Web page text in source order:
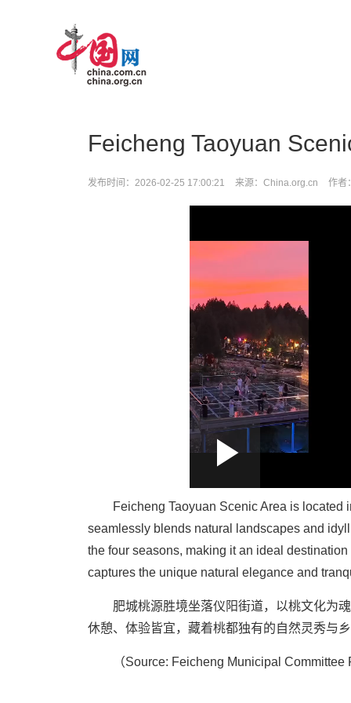
Feicheng Taoyuan
发布时间：2026-02-25 17:00:21 来源：China.org.cn 作者
Play
Video
Loaded :
Feicheng Taoyuan Scenic Area is located
seamlessly blends natural landscapes and
the four seasons, making it an ideal
captures the unique natural elegance and
肥城桃源胜境坐落仪阳街道，以桃文化为
休憩、体验皆宜，藏着桃都独有的自然灵秀与
（Source: Feicheng Municipal